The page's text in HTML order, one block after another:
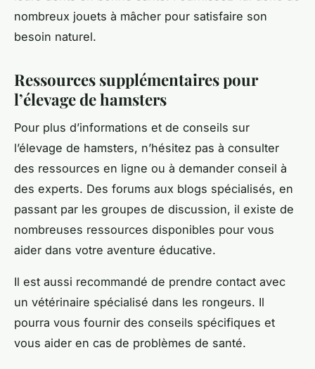
nombreux jouets à mâcher pour satisfaire son
besoin naturel.
Ressources supplémentaires pour
l’élevage de hamsters
Pour plus d’informations et de conseils sur
l’élevage de hamsters, n’hésitez pas à consulter
des ressources en ligne ou à demander conseil à
des experts. Des forums aux blogs spécialisés, en
passant par les groupes de discussion, il existe de
nombreuses ressources disponibles pour vous
aider dans votre aventure éducative.
Il est aussi recommandé de prendre contact avec
un vétérinaire spécialisé dans les rongeurs. Il
pourra vous fournir des conseils spécifiques et
vous aider en cas de problèmes de santé.